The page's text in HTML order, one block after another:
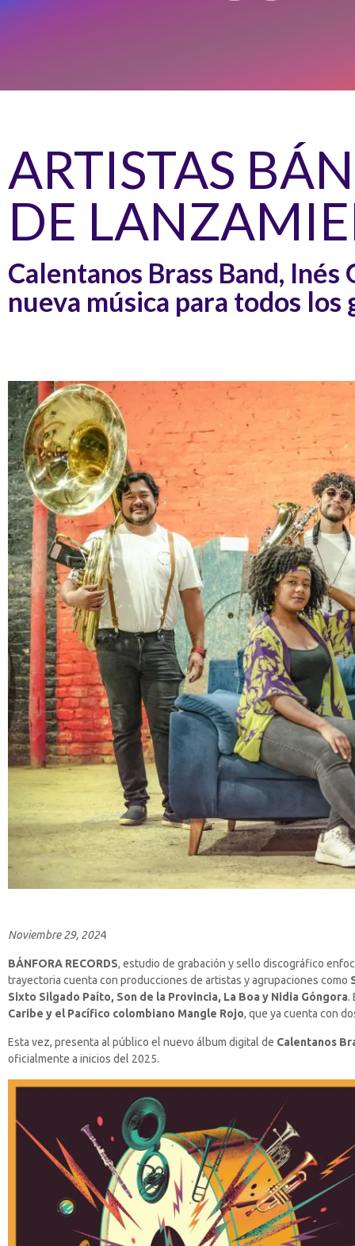
ARTISTAS
DE
Calentanos Brass Band,
nueva música para todos
Noviembre 29, 2024
BÁNFORA RECORDS, estudio de grabación y sello discográfico
trayectoria cuenta con producciones de artistas y agrupaciones como
Sixto Silgado Paíto, Son de la Provincia, La Boa y Nidia Góngora.
Caribe y el Pacífico colombiano Mangle Rojo, que ya cuenta con
Esta vez, presenta al público el nuevo álbum digital de Calentanos
oficialmente a inicios del 2025.